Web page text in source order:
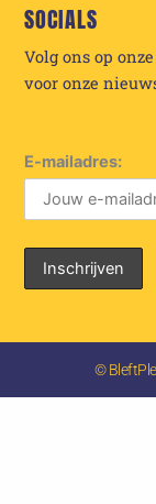
SOCIALS
Volg ons op
voor onze
E-mailadres:
©